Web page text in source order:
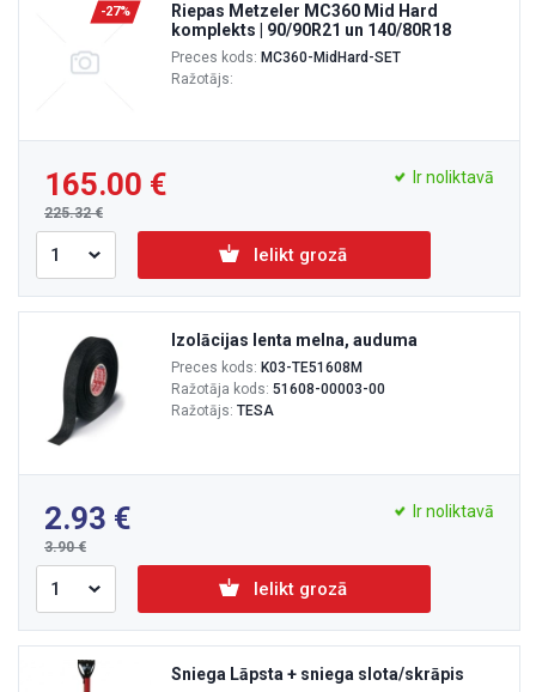
-27%
Riepas Metzeler MC360 Mid Hard
komplekts | 90/90R21 un 140/80R18
Preces kods: MC360-MidHard-SET
Ražotājs:
165.00
225.32
Ir noliktavā
Ielikt grozā
Izolācijas lenta melna, auduma
Preces kods: K03-TE51608M
Ražotāja kods: 51608-00003-00
Ražotājs: TESA
2.93
3.90
Ir noliktavā
Ielikt grozā
Sniega Lāpsta + sniega slota/skrāpis